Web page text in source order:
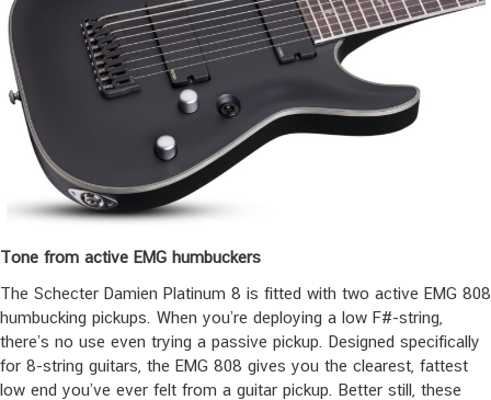
Tone from active EMG humbuckers
The Schecter Damien Platinum 8 is fitted with two active EMG 808
humbucking pickups. When you’re deploying a low F#-string,
there’s no use even trying a passive pickup. Designed specifically
for 8-string guitars, the EMG 808 gives you the clearest, fattest
low end you’ve ever felt from a guitar pickup. Better still, these